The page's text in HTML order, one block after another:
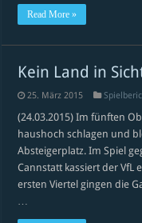
Read More »
Kein Land in
25. März 2015
(24.03.2015) Im fünften
haushoch schlagen und
Absteigerplatz. Im Spiel
Cannstatt kassiert der VfL
ersten Viertel gingen die
…